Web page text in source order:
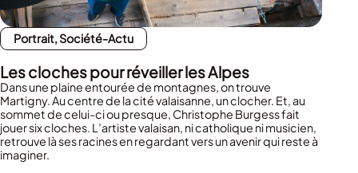
Portrait, Société-Actu
Les cloches pour réveiller les Alpes
Dans une plaine entourée de montagnes, on trouve
Martigny. Au centre de la cité valaisanne, un clocher. Et, au
sommet de celui-ci ou presque, Christophe Burgess fait
jouer six cloches. L’artiste valaisan, ni catholique ni musicien,
retrouve là ses racines en regardant vers un avenir qui reste à
imaginer.